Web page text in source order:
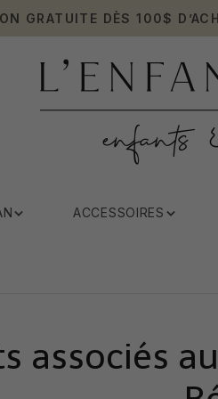
GRATUITE DÈS 100$
ACCESSOIRES
associés